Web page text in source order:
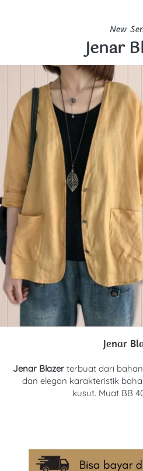
New
Jenar
Jenar
Jenar Blazer terbuat dari bahan
dan elegan karakteristik
kusut. Muat BB